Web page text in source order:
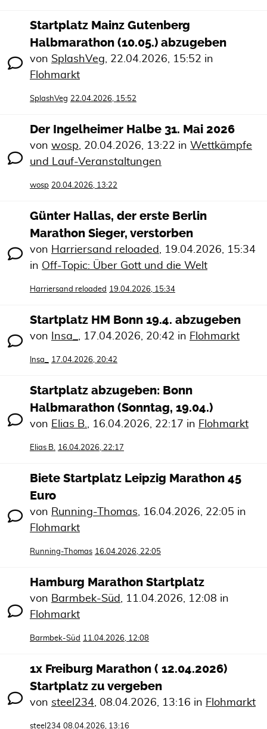
Startplatz Mainz Gutenberg
Halbmarathon (10.05.) abzugeben
von SplashVeg, 22.04.2026, 15:52 in
Flohmarkt
SplashVeg 22.04.2026, 15:52
Der Ingelheimer Halbe 31. Mai 2026
von wosp, 20.04.2026, 13:22 in Wettkämpfe
und Lauf-Veranstaltungen
wosp 20.04.2026, 13:22
Günter Hallas, der erste Berlin
Marathon Sieger, verstorben
von Harriersand reloaded, 19.04.2026, 15:34
in Off-Topic: Über Gott und die Welt
Harriersand reloaded 19.04.2026, 15:34
Startplatz HM Bonn 19.4. abzugeben
von Insa_ , 17.04.2026, 20:42 in Flohmarkt
Insa_ 17.04.2026, 20:42
Startplatz abzugeben: Bonn
Halbmarathon (Sonntag, 19.04.)
von Elias B., 16.04.2026, 22:17 in Flohmarkt
Elias B. 16.04.2026, 22:17
Biete Startplatz Leipzig Marathon 45
Euro
von Running-Thomas, 16.04.2026, 22:05 in
Flohmarkt
Running-Thomas 16.04.2026, 22:05
Hamburg Marathon Startplatz
von Barmbek-Süd, 11.04.2026, 12:08 in
Flohmarkt
Barmbek-Süd 11.04.2026, 12:08
1x Freiburg Marathon ( 12.04.2026)
Startplatz zu vergeben
von steel234, 08.04.2026, 13:16 in Flohmarkt
steel234 08.04.2026, 13:16